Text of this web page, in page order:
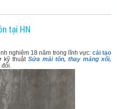
tại HN
nghiệm 18 năm trong lĩnh vực: cải tạo
kỹ thuật Sửa mái tôn, thay máng xối,
đối.